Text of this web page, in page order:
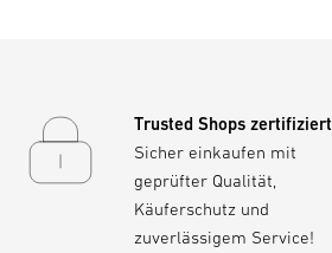
Trusted Shops zertifiziert
Sicher einkaufen mit
geprüfter Qualität,
Käuferschutz und
zuverlässigem Service!